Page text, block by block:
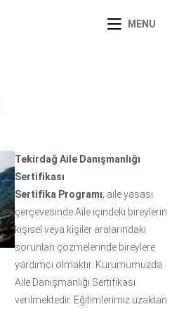
MENU
Tekirdağ Aile Danışmanlığı
Sertifikası
Sertifika Programı; aile yasası
çerçevesinde Aile içindeki bireylerin
kişisel veya kişiler aralarındaki
sorunları çözmelerinde bireylere
yardımcı olmaktır. Kurumumuzda
Aile Danışmanlığı Sertifikası
verilmektedir. Eğitimlerimiz uzaktan